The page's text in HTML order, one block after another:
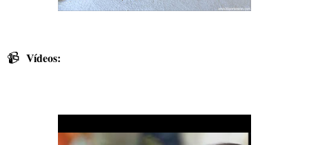
📹 Vídeos: